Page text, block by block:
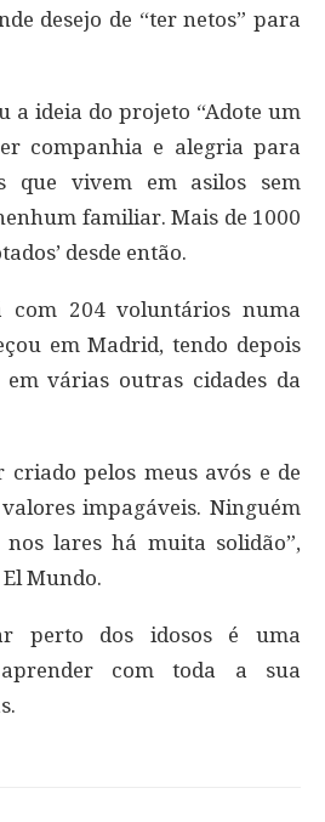
desejo de “ter netos” para
a ideia do projeto “Adote um
companhia e alegria para
que vivem em asilos sem
familiar. Mais de 1000
desde então.
com 204 voluntários numa
em Madrid, tendo depois
em várias outras cidades da
criado pelos meus avós e de
impagáveis. Ninguém
nos lares há muita solidão”,
Mundo.
perto dos idosos é uma
com toda a sua